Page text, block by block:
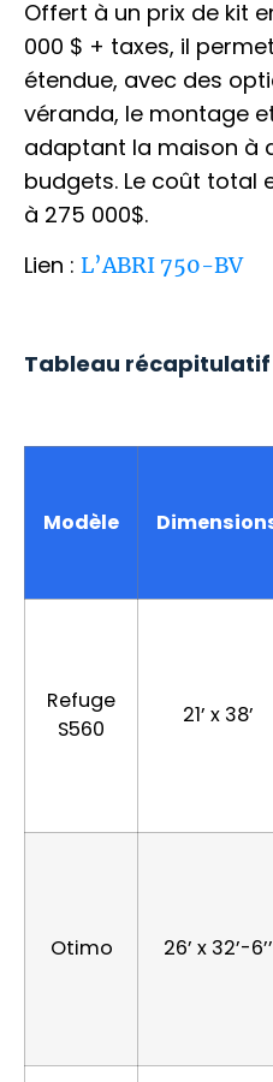
Offert à un prix de kit
000 $ + taxes, il
étendue, avec des
véranda, le montage
adaptant la maison à
budgets. Le coût total
à 275 000$.
Lien : L’ABRI 750-BV
Tableau récapitulatif
Modèle
Refuge
S560
21’ x 38’
Otimo 26’ x 32’-6’’